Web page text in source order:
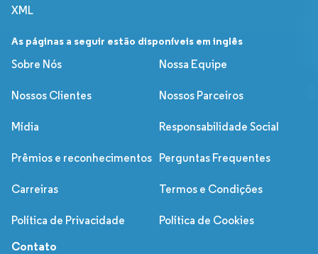
XML
As páginas a seguir estão disponíveis em inglês
Sobre Nós
Nossa Equipe
Nossos Clientes Nossos Parceiros
Mídia Responsabilidade Social
Prêmios e reconhecimentos Perguntas Frequentes
Carreiras Termos e Condições
Política de Privacidade Política de Cookies
Contato